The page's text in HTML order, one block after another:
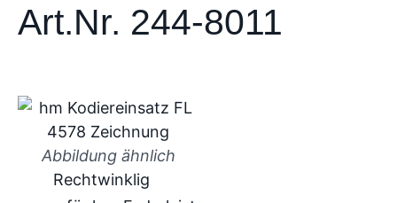
Art.Nr. 244-8011
Abbildung ähnlich
Rechtwinklig